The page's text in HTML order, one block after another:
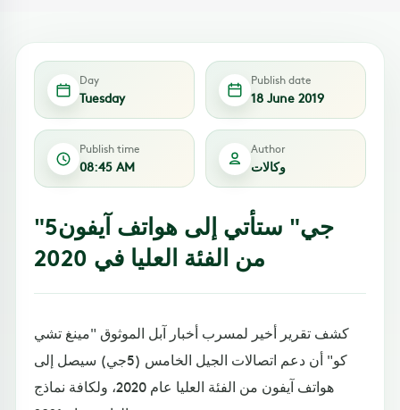
Day
Tuesday
Publish date
18 June 2019
Publish time
08:45 AM
Author
وكالات
"5جي" ستأتي إلى هواتف آيفون
من الفئة العليا في 2020
كشف تقرير أخير لمسرب أخبار آبل الموثوق "مينغ تشي
كو" أن دعم اتصالات الجيل الخامس (5جي) سيصل إلى
هواتف آيفون من الفئة العليا عام 2020، ولكافة نماذج